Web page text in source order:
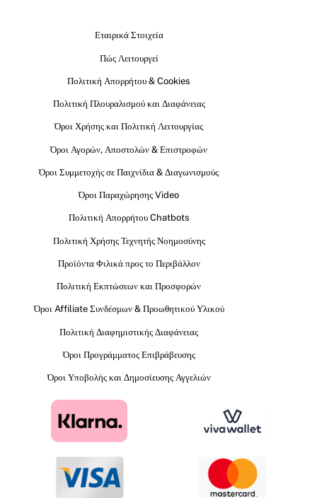
Εταιρικά Στοιχεία
Πώς Λειτουργεί
Πολιτική Απορρήτου & Cookies
Πολιτική Πλουραλισμού και Διαφάνειας
Όροι Χρήσης και Πολιτική Λειτουργίας
Όροι Αγορών, Αποστολών & Επιστροφών
Όροι Συμμετοχής σε Παιχνίδια & Διαγωνισμούς
Όροι Παραχώρησης Video
Πολιτική Απορρήτου Chatbots
Πολιτική Χρήσης Τεχνητής Νοημοσύνης
Προϊόντα Φιλικά προς το Περιβάλλον
Πολιτική Εκπτώσεων και Προσφορών
Όροι Affiliate Συνδέσμων & Προωθητικού Υλικού
Πολιτική Διαφημιστικής Διαφάνειας
Όροι Προγράμματος Επιβράβευσης
Όροι Υποβολής και Δημοσίευσης Αγγελιών